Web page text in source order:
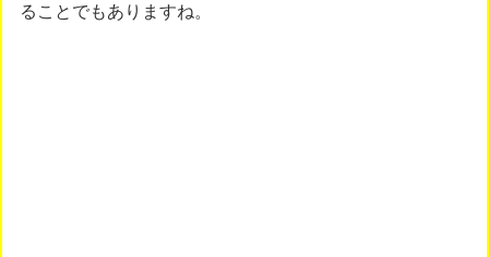
ることでもありますね。